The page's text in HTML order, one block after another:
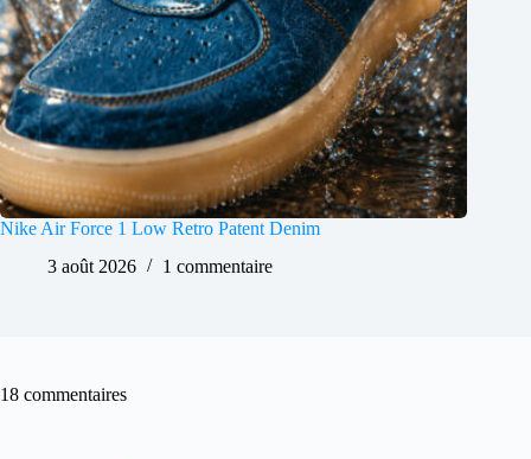
Nike Air Force 1 Low Retro Patent Denim
3 août 2026
1 commentaire
18 commentaires